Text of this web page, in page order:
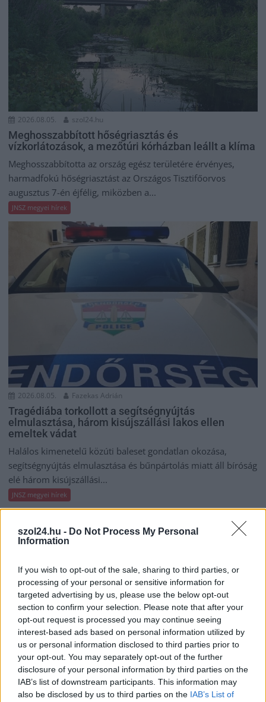
szol24.hu - Do Not Process My Personal
Information
If you wish to opt-out of the sale, sharing to third parties, or
processing of your personal or sensitive information for
targeted advertising by us, please use the below opt-out
section to confirm your selection. Please note that after your
opt-out request is processed you may continue seeing
interest-based ads based on personal information utilized by
us or personal information disclosed to third parties prior to
your opt-out. You may separately opt-out of the further
disclosure of your personal information by third parties on the
IAB’s list of downstream participants. This information may
also be disclosed by us to third parties on the IAB’s List of
2026.08.05. szol24.hu
Meghosszabbított hőségriasztás és
vízkorlátozások, a mezőtúri kórházban leállt a klíma
Meghosszabbította az ország egész területére érvényes,
harmadfokú hőségriasztást az Országos Tisztifőorvos
augusztus 7-én éjfélig, miközben a...
JNSZ megyei hírek
2026.08.05. Fazekas Adrián
Tragédiába torkollott a segítségnyújtás
elmulasztása, három kisújszállási lakos ellen
emeltek vádat
Halálos kimenetelű közúti baleset gondatlan okozása,
segítségnyújtás elmulasztása és bűnpártolás miatt áll bíróság
elé három kisújszállási...
JNSZ megyei hírek
2026.08.05. Horváth Zsolt
Szolnokra is megérkezik a nyár eddigi